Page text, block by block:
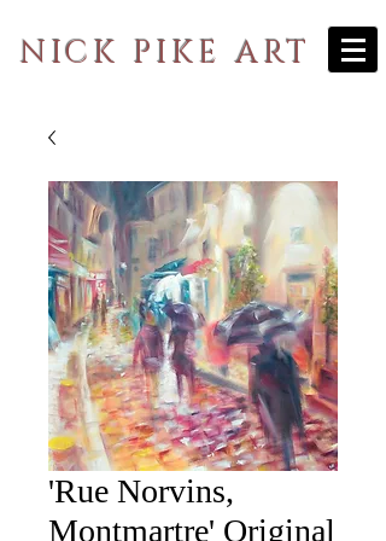
NICK PIKE ART
'Rue Norvins,
Montmartre' Original